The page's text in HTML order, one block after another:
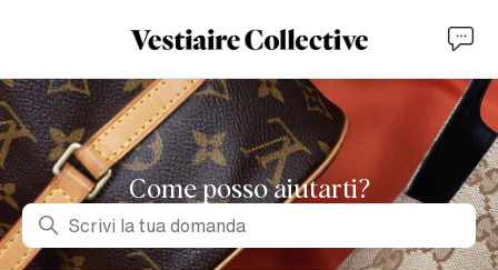
Come posso aiutarti?
Ricerca